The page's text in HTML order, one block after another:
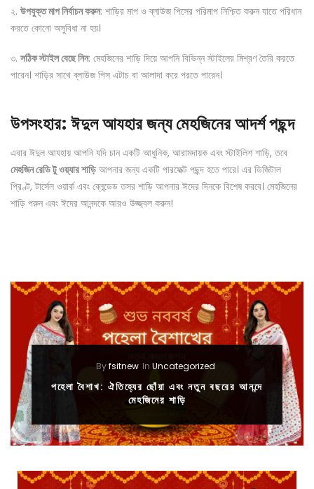
২. উপযুক্ত মাপ নির্বাচন করুন: শাড়ির মাপ ও ব্লাউজ পিসের পরিমাপ নিশ্চিত করুন যাতে পরিধান
করতে কোনো অসুবিধা না হয়।
৩. সঠিক স্টাইল বেছে নিন: মেহজিনের শাড়ি দিয়ে আপনি বিভিন্ন স্টাইলের মিশ্রণ তৈরি করতে
পারেন। শাড়ির সাথে ব্লাউজ পিস এটাচ বা আলাদা করে পরতে পারেন।
উপসংহার: ঈদুল আযহার জন্য মেহজিনের আদর্শ পছন্দ
এবার ঈদুল আযহায় আপনি যদি চান একটি আধুনিক, আরামদায়ক এবং স্টাইলিশ শাড়ি, তবে
মেহজিন রেডি টু ওয়্যার শাড়ি আপনার জন্য একটি পারফেক্ট পছন্দ হতে পারে। এর ডিজিটাল
প্রিণ্ট, টার্সেল ওয়ার্ক এবং ব্লেন্ডেড তসর শাড়ি আপনার ঈদের দিনকে বিশেষ করবে। মেহজিনের
শাড়ি পরুন এবং ঈদের আনন্দকে আরও উজ্জ্বল করুন!
Byfsitnew In Uncategorized
পহেলা বৈশাখ: ঐতিহ্যের ছোঁয়া এবং নতুন বছরের আনন্দে
মেহজিনের শাড়ি